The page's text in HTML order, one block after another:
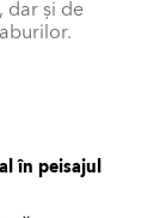
dar și de
în peisajul